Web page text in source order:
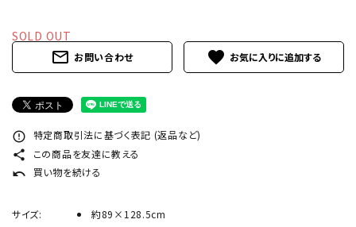
過去販売
INFORMATION
ACCOUNT MENU
ようこそ ゲスト 様
SOLD OUT
mail_outline お問い合わせ favorite
error_outline 特定商取引法に基づく表記 (返品など)
share この商品を友達に教える
undo 買い物を続ける
サイズ:
約89×128.5cm